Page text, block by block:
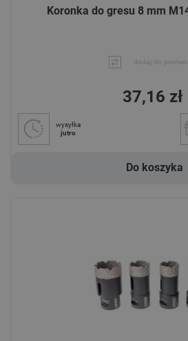
Koronka do gresu 8 mm
dodaj do
37,16 zł
wysyłka
jutro
Do koszyka